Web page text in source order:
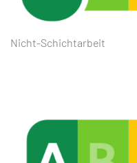
Nicht-Schichtarbeit